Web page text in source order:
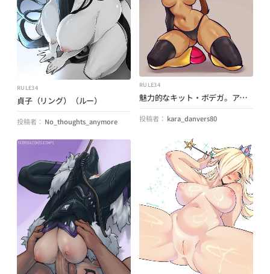
RULE34
貞子（リング）（ルー）
投稿者： No_thoughts_anymore
RULE34
魅力的なキット・ボデガ。アート: (spacebunnyiris) (gameoververse)
投稿者： kara_danvers80